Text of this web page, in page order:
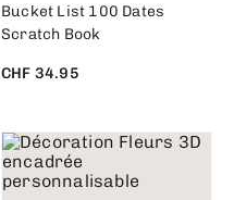
Bucket List 100 Dates
Scratch Book
CHF 34.95